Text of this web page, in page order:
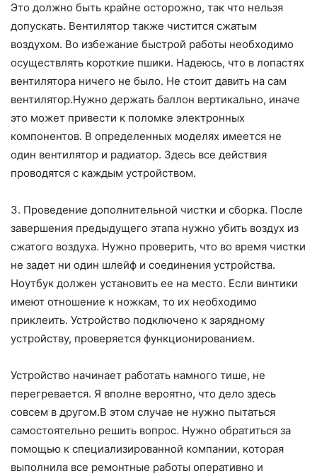
Это должно быть крайне осторожно, так что нельзя
допускать. Вентилятор также чистится сжатым
воздухом. Во избежание быстрой работы необходимо
осуществлять короткие пшики. Надеюсь, что в лопастях
вентилятора ничего не было. Не стоит давить на сам
вентилятор.Нужно держать баллон вертикально, иначе
это может привести к поломке электронных
компонентов. В определенных моделях имеется не
один вентилятор и радиатор. Здесь все действия
проводятся с каждым устройством.
3. Проведение дополнительной чистки и сборка. После
завершения предыдущего этапа нужно убить воздух из
сжатого воздуха. Нужно проверить, что во время чистки
не задет ни один шлейф и соединения устройства.
Ноутбук должен установить ее на место. Если винтики
имеют отношение к ножкам, то их необходимо
приклеить. Устройство подключено к зарядному
устройству, проверяется функционированием.
Устройство начинает работать намного тише, не
перегревается. Я вполне вероятно, что дело здесь
совсем в другом.В этом случае не нужно пытаться
самостоятельно решить вопрос. Нужно обратиться за
помощью к специализированной компании, которая
выполнила все ремонтные работы оперативно и